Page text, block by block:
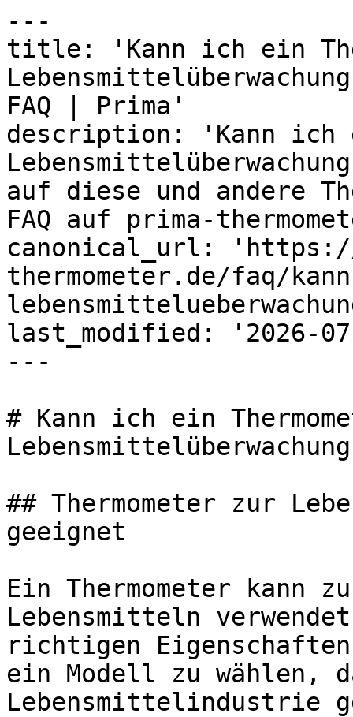
---
title: 'Kann ich ein
FAQ | Prima'
description: 'Kann ich
auf diese und andere
FAQ auf prima-
canonical_url: 'https://
thermometer.de/faq/
last_modified: '2026-
---
# Kann ich ein
## Thermometer zur
geeignet
Ein Thermometer kann
Lebensmitteln
richtigen
ein Modell zu wählen,
Lebensmittelindustrie